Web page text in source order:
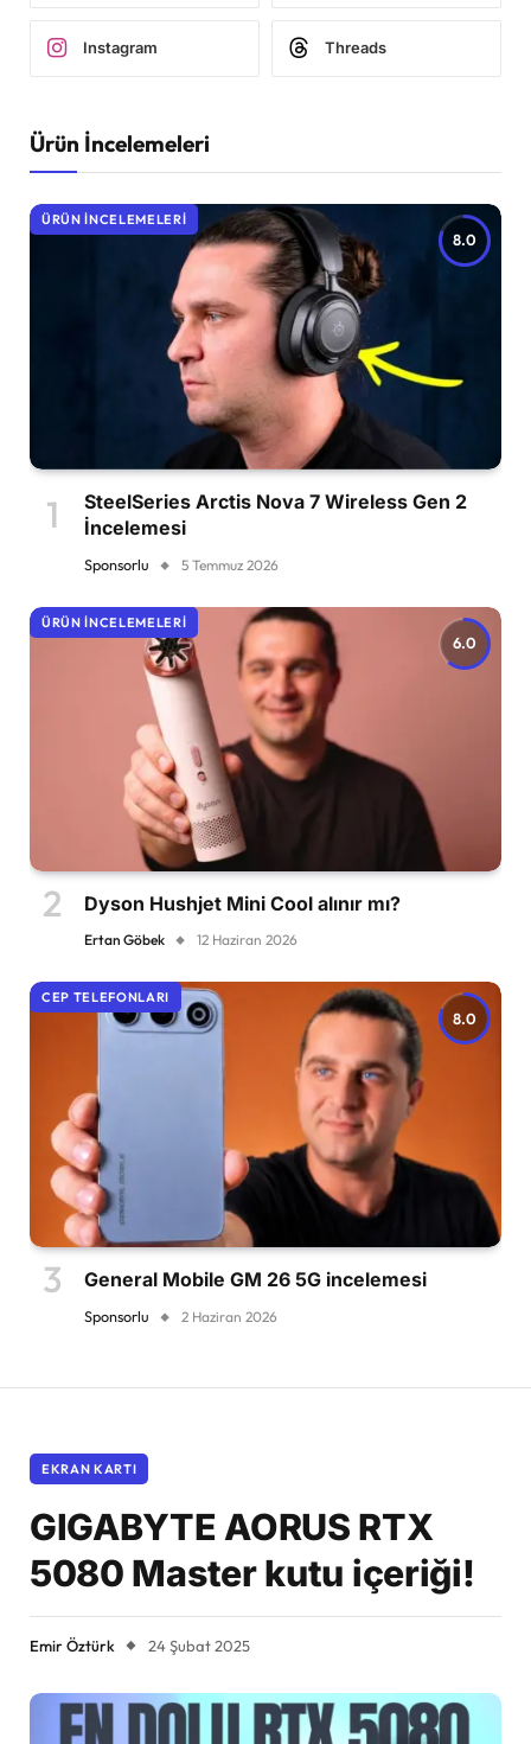
Instagram Threads
Ürün İncelemeleri
8.0
ÜRÜN İNCELEMELERI
SteelSeries Arctis Nova 7 Wireless Gen 2
İncelemesi
Sponsorlu 5 Temmuz 2026
6.0
ÜRÜN İNCELEMELERI
Dyson Hushjet Mini Cool alınır mı?
Ertan Göbek 12 Haziran 2026
8.0
CEP TELEFONLARI
General Mobile GM 26 5G incelemesi
Sponsorlu 2 Haziran 2026
EKRAN KARTI
GIGABYTE AORUS RTX
5080 Master kutu içeriği!
Emir Öztürk 24 Şubat 2025